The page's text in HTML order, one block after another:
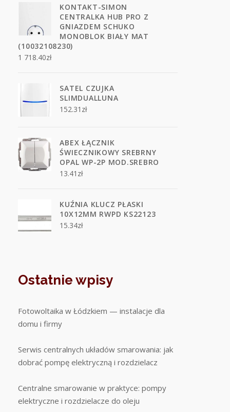
KONTAKT-SIMON
CENTRALKA HUB PRO Z
GNIAZDEM SCHUKO
MONOBLOK BIAŁY MAT
(10032108230)
1 718.40zł
SATEL CZUJKA
SLIMDUALLUNA
152.31 zł
ABEX ŁĄCZNIK
ŚWIECZNIKOWY SREBRNY
OPAL WP-2P MOD.SREBRO
13.41 zł
KUŹNIA KLUCZ PŁASKI
10X12MM RWPD KS22123
15.34zł
Ostatnie wpisy
Fotowoltaika w Łódzkiem — instalacje dla
domu i firmy
Serwis centralnych układów smarowania: jak
dobrać pompę elektryczną i rozdzielacz
Centralne smarowanie w praktyce: pompy
elektryczne i rozdzielacze do oleju